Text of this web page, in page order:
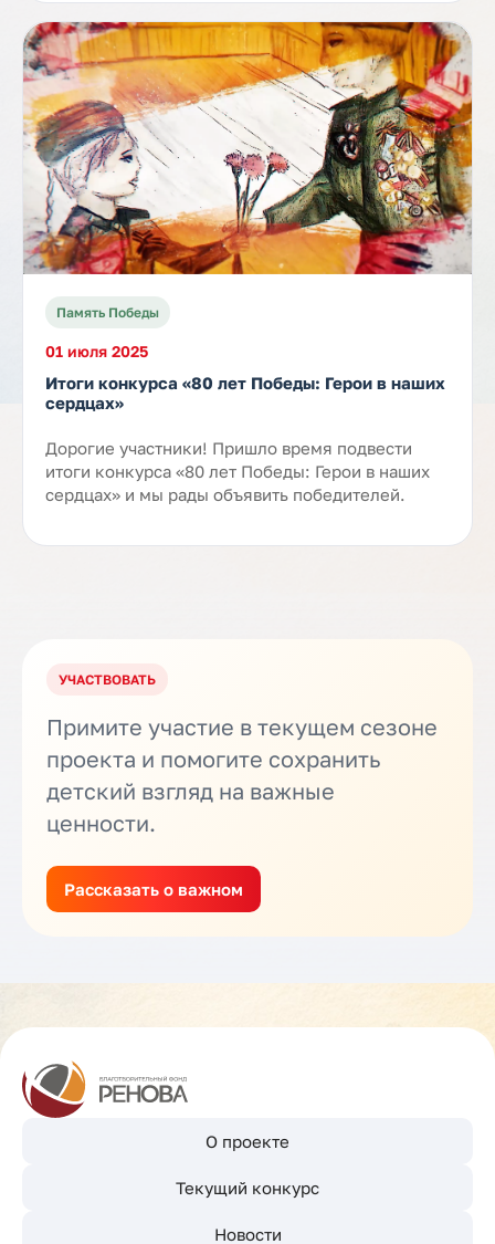
Память Победы
01 июля 2025
Итоги конкурса «80 лет Победы: Герои в наших
сердцах»
Дорогие участники! Пришло время подвести
итоги конкурса «80 лет Победы: Герои в наших
сердцах» и мы рады объявить победителей.
УЧАСТВОВАТЬ
Примите участие в текущем сезоне
проекта и помогите сохранить
детский взгляд на важные
ценности.
Рассказать о важном
О проекте
Текущий конкурс
Новости